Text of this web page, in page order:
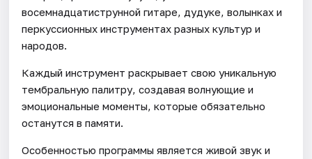
восемнадцатиструнной гитаре, дудуке, волынках и
перкуссионных инструментах разных культур и
народов.
Каждый инструмент раскрывает свою уникальную
тембральную палитру, создавая волнующие и
эмоциональные моменты, которые обязательно
останутся в памяти.
Особенностью программы является живой звук и